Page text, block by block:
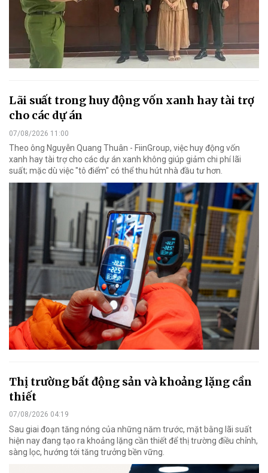
Lãi suất trong huy động vốn xanh hay tài trợ
cho các dự án
07/08/2026 11:00
Theo ông Nguyễn Quang Thuân - FiinGroup, việc huy động vốn
xanh hay tài trợ cho các dự án xanh không giúp giảm chi phí lãi
suất; mặc dù việc "tô điểm" có thể thu hút nhà đầu tư hơn.
Thị trường bất động sản và khoảng lặng cần
thiết
07/08/2026 04:19
Sau giai đoạn tăng nóng của những năm trước, mặt bằng lãi suất
hiện nay đang tạo ra khoảng lặng cần thiết để thị trường điều chỉnh,
sàng lọc, hướng tới tăng trưởng bền vững.